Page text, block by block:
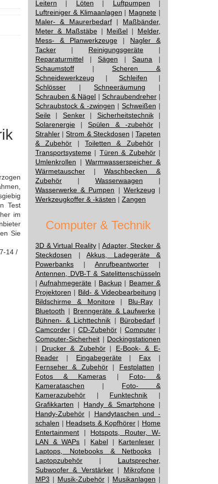
Test
im
Sie
14 /
Leitern | Löten | Luftpumpen |
Luftreiniger & Klimaanlagen | Magnete |
Maler- & Maurerbedarf| Maßbänder,
Meter & Maßstäbe| Meißel | Melder,
Mess- & Planwerkzeuge | Nagler &
Tacker | Reinigungsgeräte |
Reparaturmittel |Sägen |Sauna |
Schaumstoff |Scheren &
Schneidewerkzeug | Schleifen |
Schlösser |Schneeräumung |
Schrauben & Nägel | Schraubendreher|
Schraubstock & -zwingen | Schweißen |
Seile | Senker| Sicherheitstechnik|
Solarenergie |Spülen & -zubehör|
Strahler |Strom & Steckdosen |Tapeten
& Zubehör |Toiletten & Zubehör|
Transportsysteme | Türen & Zubehör|
Umlenkrollen |Warmwasserspeicher &
Wärmetauscher |Waschbecken &
Zubehör | Wasserwaagen |
Wasserwerke & Pumpen | Werkzeug |
Werkzeugkoffer & -kästen | Zangen
Computer & Technik
3D & Virtual Reality| Adapter, Stecker &
Steckdosen | Akkus, Ladegeräte &
Powerbanks | Anrufbeantworter |
Antennen, DVB-T & Satelittenschüsseln
|Aufnahmegeräte | Backup | Beamer &
Projektoren | Bild- & Videobearbeitung |
Bildschirme & Monitore| Blu-Ray |
Bluetooth | Brenngeräte & Laufwerke |
Bühnen- & Lichttechnik | Bürobedarf |
Camcorder | CD-Zubehör | Computer |
Computer-Sicherheit | Dockingstationen
| Drucker & Zubehör| E-Book- & E-
Reader | Eingabegeräte| Fax |
Fernseher & Zubehör| Festplatten |
Fotos & Kameras | Foto- &
Kamerataschen | Foto- &
Kamerazubehör | Funktechnik |
Grafikkarten | Handy & Smartphone|
Handy-Zubehör | Handytaschen und -
schalen | Headsets & Kopfhörer| Home
Entertainment | Hotspots, Router, W-
LAN & WAPs | Kabel| Kartenleser |
Laptops, Notebooks & Netbooks |
Laptopzubehör | Lautsprecher,
Subwoofer & Verstärker| Mikrofone|
MP3 | Musik-Zubehör | Musikanlagen |